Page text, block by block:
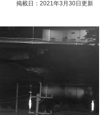
掲載日：2021年3月30日更新